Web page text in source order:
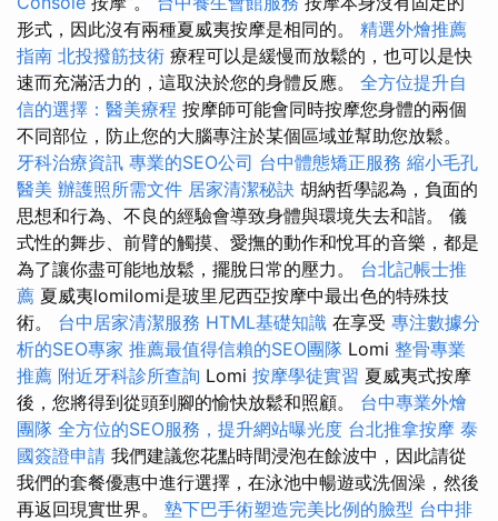
形式，因此沒有兩種夏威夷按摩是相同的。 精選外燴推薦
指南 北投撥筋技術 療程可以是緩慢而放鬆的，也可以是快
速而充滿活力的，這取決於您的身體反應。 全方位提升自
信的選擇：醫美療程 按摩師可能會同時按摩您身體的兩個
不同部位，防止您的大腦專注於某個區域並幫助您放鬆。
牙科治療資訊 專業的SEO公司 台中體態矯正服務 縮小毛孔
醫美 辦護照所需文件 居家清潔秘訣 胡納哲學認為，負面的
思想和行為、不良的經驗會導致身體與環境失去和諧。 儀
式性的舞步、前臂的觸摸、愛撫的動作和悅耳的音樂，都是
為了讓你盡可能地放鬆，擺脫日常的壓力。 台北記帳士推
薦 夏威夷lomilomi是玻里尼西亞按摩中最出色的特殊技
術。 台中居家清潔服務 HTML基礎知識 在享受 專注數據分
析的SEO專家 推薦最值得信賴的SEO團隊 Lomi 整骨專業
推薦 附近牙科診所查詢 Lomi 按摩學徒實習 夏威夷式按摩
後，您將得到從頭到腳的愉快放鬆和照顧。 台中專業外燴
團隊 全方位的SEO服務，提升網站曝光度 台北推拿按摩 泰
國簽證申請 我們建議您花點時間浸泡在餘波中，因此請從
我們的套餐優惠中進行選擇，在泳池中暢遊或洗個澡，然後
再返回現實世界。 墊下巴手術塑造完美比例的臉型 台中排